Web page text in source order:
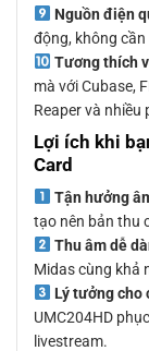
Nguồn điện
động, không
Tương thích
mà với Cubase,
Reaper và nhiều
Lợi ích khi
Card
Tận hưởng
tạo nên bản thu
Thu âm dễ
Midas cùng khả
Lý tưởng cho
UMC204HD
livestream.